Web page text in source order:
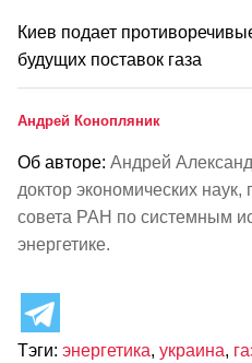
Киев подает
будущих поставок газа
Андрей Конопляник
Об авторе: Андрей
доктор экономических
совета РАН по системным
энергетике.
Тэги: энергетика, украина,